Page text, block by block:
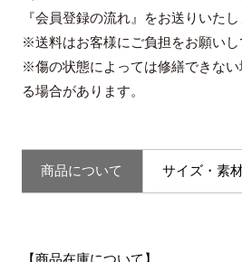
『会員登録の流れ』をお送りいたし
※送料はお客様にご負担をお願いし
※傷の状態によっては修繕できな
る場合があります。
商品について サイズ・素